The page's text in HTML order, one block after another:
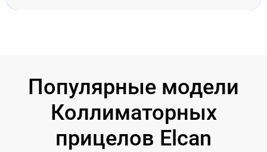
Популярные модели
Коллиматорных
прицелов Elcan